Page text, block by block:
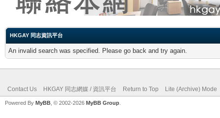
HKGAY 同志資訊平台
An invalid search was specified. Please go back and try again.
Contact Us HKGAY 同志網媒 / 資訊平台 Return to Top Lite (Archive) Mode
Powered By MyBB , © 2002-2026 MyBB Group